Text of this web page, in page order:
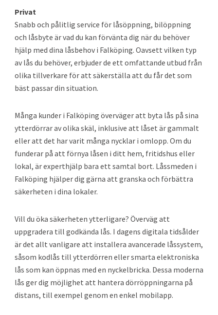
Privat
Snabb och pålitlig service för låsöppning, bilöppning
och låsbyte är vad du kan förvänta dig när du behöver
hjälp med dina låsbehov i Falköping. Oavsett vilken typ
av lås du behöver, erbjuder de ett omfattande utbud från
olika tillverkare för att säkerställa att du får det som
bäst passar din situation.
Många kunder i Falköping överväger att byta lås på sina
ytterdörrar av olika skäl, inklusive att låset är gammalt
eller att det har varit många nycklar i omlopp. Om du
funderar på att förnya låsen i ditt hem, fritidshus eller
lokal, är experthjälp bara ett samtal bort. Låssmeden i
Falköping hjälper dig gärna att granska och förbättra
säkerheten i dina lokaler.
Vill du öka säkerheten ytterligare? Överväg att
uppgradera till godkända lås. I dagens digitala tidsålder
är det allt vanligare att installera avancerade låssystem,
såsom kodlås till ytterdörren eller smarta elektroniska
lås som kan öppnas med en nyckelbricka. Dessa moderna
lås ger dig möjlighet att hantera dörröppningarna på
distans, till exempel genom en enkel mobilapp.